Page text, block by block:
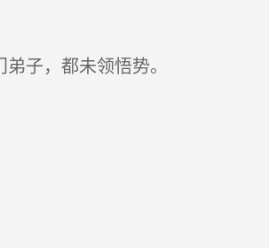
子，都未领悟势。